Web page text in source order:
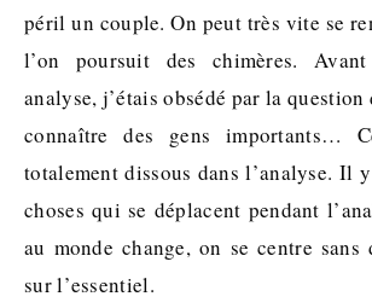
péril un couple. On peut très vite se
l’on poursuit des chimères.
analyse, j’étais obsédé par la
connaître des gens importants…
totalement dissous dans l’analyse. Il
choses qui se déplacent pendant
au monde change, on se centre sans
sur l’essentiel.